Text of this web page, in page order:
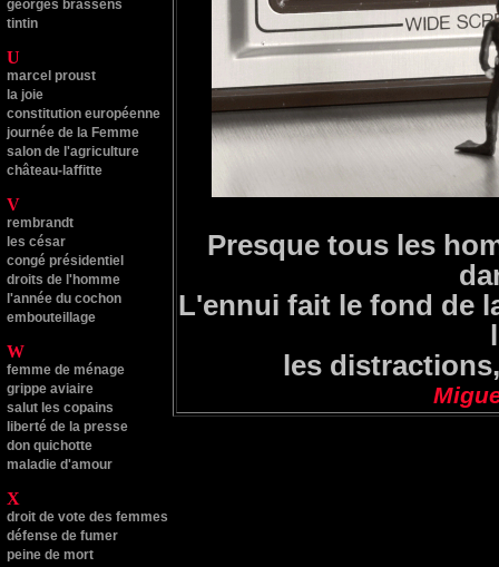
georges brassens
tintin
U
marcel proust
la joie
constitution européenne
journée de la Femme
salon de l'agriculture
château-laffitte
V
rembrandt
les césar
congé présidentiel
droits de l'homme
l'année du cochon
embouteillage
W
femme de ménage
grippe aviaire
salut les copains
liberté de la presse
don quichotte
maladie d'amour
X
droit de vote des femmes
défense de fumer
peine de mort
Presque tous les
L'ennui fait le fond de
les